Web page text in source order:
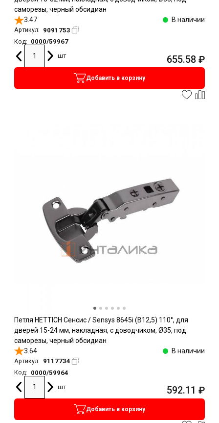
саморезы, черный обсидиан
3.47
В наличии
Артикул: 9091753
Код:
0000/59967
шт
655.58 ₽
Добавить в корзину
Петля HETTICH Сенсис / Sensys 8645i (B12,5) 110°, для
дверей 15-24 мм, накладная, с доводчиком, Ø35, под
саморезы, черный обсидиан
3.64
В наличии
Артикул: 9117734
Код:
0000/59964
шт
592.11 ₽
Добавить в корзину